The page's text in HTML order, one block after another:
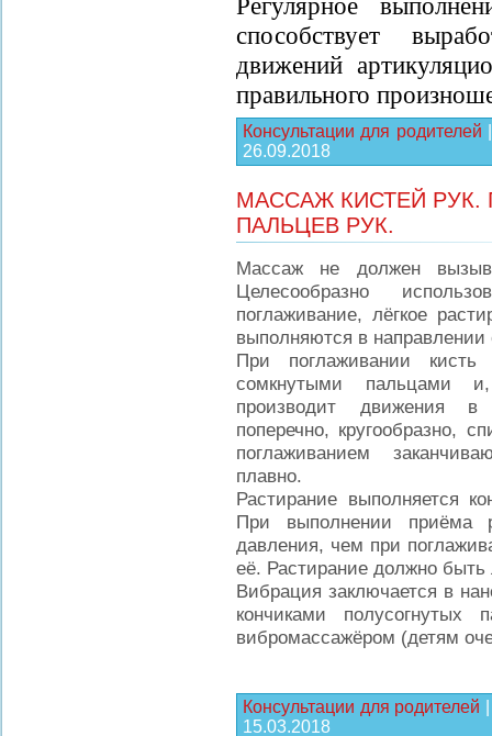
способствует
движений
правильного
Консультации для родителей
26.09.2018
МАССАЖ КИСТЕЙ РУК.
ПАЛЬЦЕВ РУК.
Массаж не должен
Целесообразно
поглаживание, лёгкое
выполняются в направлении
При поглаживании
сомкнутыми пальцами
производит движения в
поперечно, кругообразно,
поглаживанием
плавно.
Растирание выполняется
При выполнении приёма
давления, чем при
её. Растирание должно быть
Вибрация заключается в
кончиками
вибромассажёром (детям
Консультации для родителей
15.03.2018